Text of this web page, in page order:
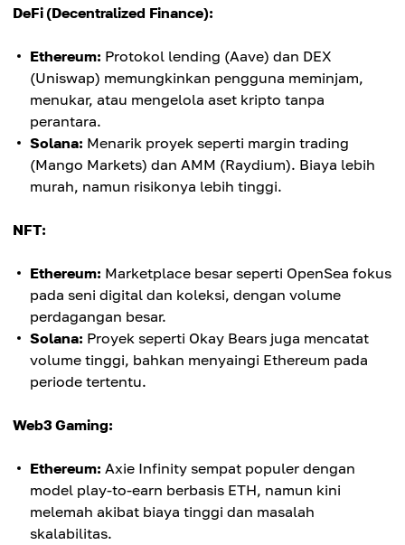
DeFi (Decentralized Finance):
Ethereum: Protokol lending (Aave) dan DEX
(Uniswap) memungkinkan pengguna meminjam,
menukar, atau mengelola aset kripto tanpa
perantara.
Solana: Menarik proyek seperti margin trading
(Mango Markets) dan AMM (Raydium). Biaya lebih
murah, namun risikonya lebih tinggi.
NFT:
Ethereum: Marketplace besar seperti OpenSea fokus
pada seni digital dan koleksi, dengan volume
perdagangan besar.
Solana: Proyek seperti Okay Bears juga mencatat
volume tinggi, bahkan menyaingi Ethereum pada
periode tertentu.
Web3 Gaming:
Ethereum: Axie Infinity sempat populer dengan
model play-to-earn berbasis ETH, namun kini
melemah akibat biaya tinggi dan masalah
skalabilitas.